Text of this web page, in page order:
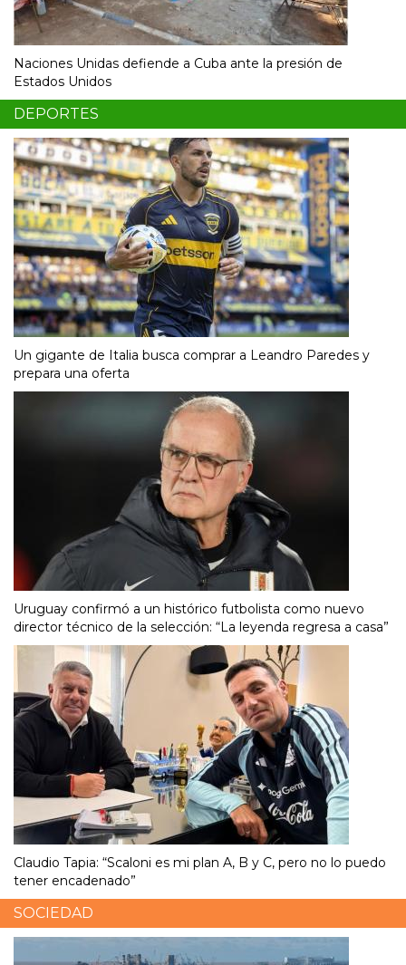
Naciones Unidas defiende a Cuba ante la presión de
Estados Unidos
DEPORTES
Un gigante de Italia busca comprar a Leandro Paredes y
prepara una oferta
Uruguay confirmó a un histórico futbolista como nuevo
director técnico de la selección: “La leyenda regresa a casa”
Claudio Tapia: “Scaloni es mi plan A, B y C, pero no lo puedo
tener encadenado”
SOCIEDAD